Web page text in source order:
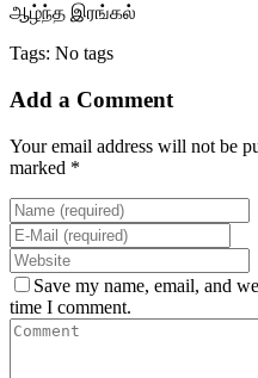
ஆழ்ந்த இரங்கல்
Tags: No tags
Add a Comment
Your email address will not be
marked *
Save my name, email, and
time I comment.